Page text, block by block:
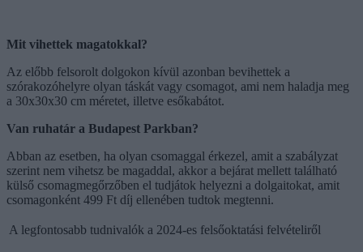
Mit vihettek magatokkal?
Az előbb felsorolt dolgokon kívül azonban bevihettek a
szórakozóhelyre olyan táskát vagy csomagot, ami nem haladja meg
a 30x30x30 cm méretet, illetve esőkabátot.
Van ruhatár a Budapest Parkban?
Abban az esetben, ha olyan csomaggal érkezel, amit a szabályzat
szerint nem vihetsz be magaddal, akkor a bejárat mellett található
külső csomagmegőrzőben el tudjátok helyezni a dolgaitokat, amit
csomagonként 499 Ft díj ellenében tudtok megtenni.
A legfontosabb tudnivalók a 2024-es felsőoktatási felvételiről